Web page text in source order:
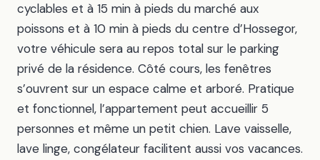
cyclables et à 15 min à pieds du marché aux
poissons et à 10 min à pieds du centre d’Hossegor,
votre véhicule sera au repos total sur le parking
privé de la résidence. Côté cours, les fenêtres
s’ouvrent sur un espace calme et arboré. Pratique
et fonctionnel, l’appartement peut accueillir 5
personnes et même un petit chien. Lave vaisselle,
lave linge, congélateur facilitent aussi vos vacances.